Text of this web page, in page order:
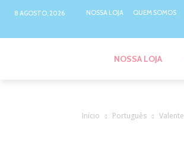
8 AGOSTO, 2026 NOSSA LOJA QUEM SOMOS
NOSSA LOJA
Início Português Valente